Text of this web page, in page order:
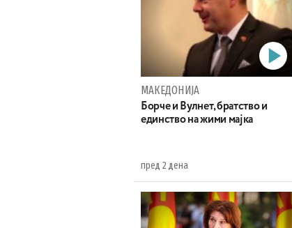
МАКЕДОНИЈА
Борче и Вулнет, братство и
единство на жими мајка
пред 2 дена